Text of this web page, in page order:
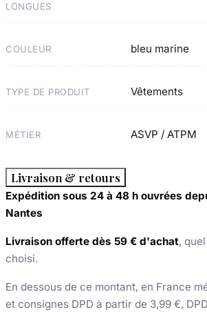
LONGUES
COULEUR bleu marine
TYPE DE PRODUIT Vêtements
MÉTIER ASVP / ATPM
Livraison & retours
Expédition sous 24 à 48 h ouvrées
Nantes
Livraison offerte dès 59 € d'achat,
choisi.
En dessous de ce montant, en France
et consignes DPD à partir de 3,99 €,